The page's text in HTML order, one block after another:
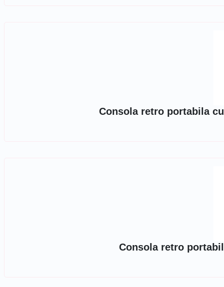
Consola retro portabila
Consola retro